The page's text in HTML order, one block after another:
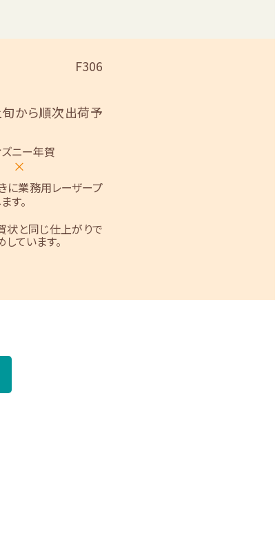
F306
から順次出荷予
ズニー年賀
×
に業務用レーザープ
す。
状と同じ仕上がりで
ています。